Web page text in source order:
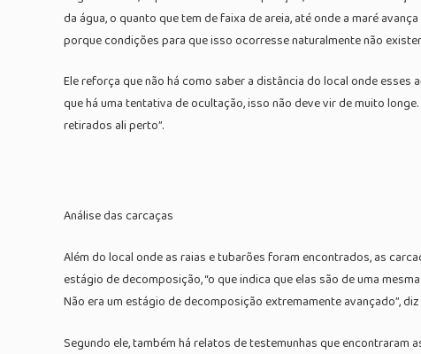
da água, o quanto que tem de faixa de areia, até onde a maré
porque condições para que isso ocorresse naturalmente não
Ele reforça que não há como saber a distância do local onde esses
que há uma tentativa de ocultação, isso não deve vir de muito
retirados ali perto”.
Análise das carcaças
Além do local onde as raias e tubarões foram encontrados, as
estágio de decomposição, “o que indica que elas são de uma
Não era um estágio de decomposição extremamente avançado”, diz
Segundo ele, também há relatos de testemunhas que encontraram